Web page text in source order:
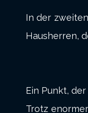
In der
Hausherren,
Ein Punkt,
Trotz